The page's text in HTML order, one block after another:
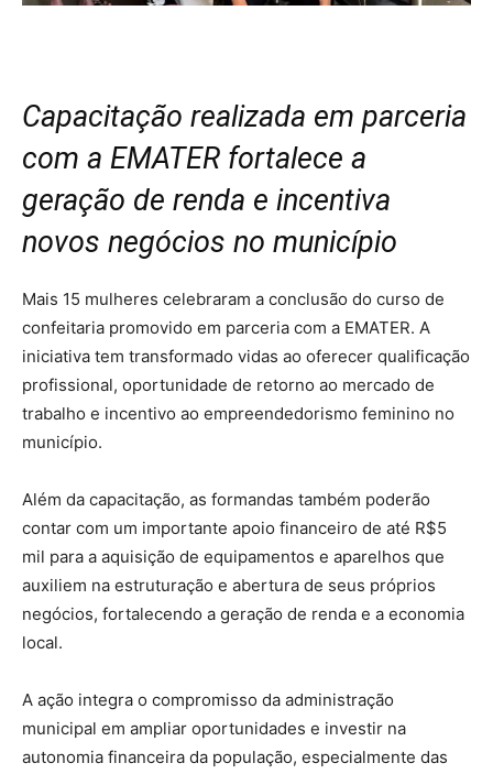
Capacitação realizada em parceria
com a EMATER fortalece a
geração de renda e incentiva
novos negócios no município
Mais 15 mulheres celebraram a conclusão do curso de
confeitaria promovido em parceria com a EMATER. A
iniciativa tem transformado vidas ao oferecer qualificação
profissional, oportunidade de retorno ao mercado de
trabalho e incentivo ao empreendedorismo feminino no
município.
Além da capacitação, as formandas também poderão
contar com um importante apoio financeiro de até R$5
mil para a aquisição de equipamentos e aparelhos que
auxiliem na estruturação e abertura de seus próprios
negócios, fortalecendo a geração de renda e a economia
local.
A ação integra o compromisso da administração
municipal em ampliar oportunidades e investir na
autonomia financeira da população, especialmente das